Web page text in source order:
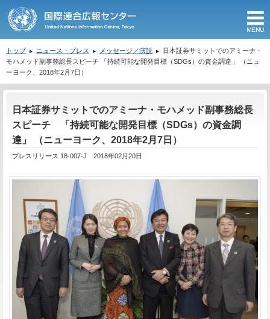
トップ ニュース・プレス メッセージ／演説
日本証券サミットでのアミーナ・
モハメッド副事務総長スピーチ 「持続可能な開発目標（SDGs）の資金調達」 （ニュ
ーヨーク、2018年2月7日）
日本証券サミットでのアミーナ・モハメッド副事務総長
スピーチ 「持続可能な開発目標（SDGs）の資金調
達」 （ニューヨーク、2018年2月7日）
プレスリリース 18-007-J 2018年02月20日